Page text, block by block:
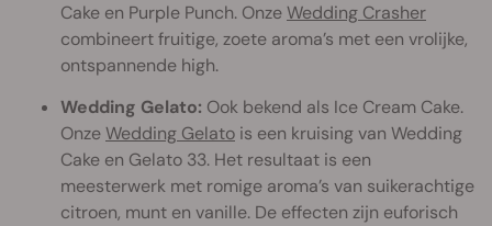
Cake en Purple Punch. OnzeWedding Crasher
combineert fruitige, zoete aroma’s met een vrolijke,
ontspannende high.
Wedding Gelato: Ook bekend als Ice Cream Cake.
OnzeWedding Gelato is een kruising van Wedding
Cake en Gelato 33. Het resultaat is een
meesterwerk met romige aroma’s van suikerachtige
citroen, munt en vanille. De effecten zijn euforisch